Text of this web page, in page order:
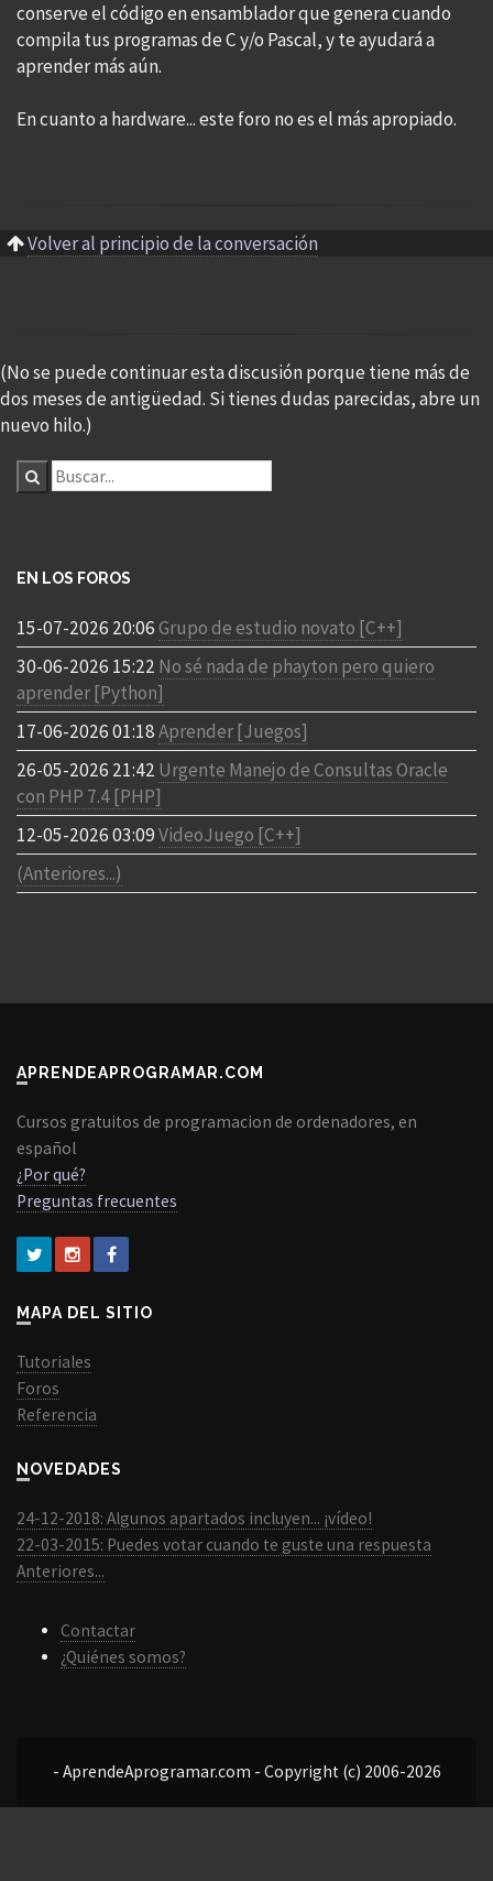
conserve el código en ensamblador que genera cuando
compila tus programas de C y/o Pascal, y te ayudará a
aprender más aún.
En cuanto a hardware... este foro no es el más apropiado.
Volver al principio de la conversación
(No se puede continuar esta discusión porque tiene más de
dos meses de antigüedad. Si tienes dudas parecidas, abre un
nuevo hilo.)
EN LOS FOROS
15-07-2026 20:06Grupo de estudio novato [C++]
30-06-2026 15:22 No sé nada de phayton pero quiero
aprender [Python]
17-06-2026 01:18Aprender [Juegos]
26-05-2026 21:42 Urgente Manejo de Consultas Oracle
con PHP 7.4 [PHP]
12-05-2026 03:09VideoJuego [C++]
(Anteriores...)
APRENDEAPROGRAMAR.COM
Cursos gratuitos de programacion de ordenadores, en
español
¿Por qué?
Preguntas frecuentes
MAPA DEL SITIO
Tutoriales
Foros
Referencia
NOVEDADES
24-12-2018: Algunos apartados incluyen... ¡vídeo!
22-03-2015: Puedes votar cuando te guste una respuesta
Anteriores...
Contactar
¿Quiénes somos?
- AprendeAprogramar.com - Copyright (c) 2006-2026